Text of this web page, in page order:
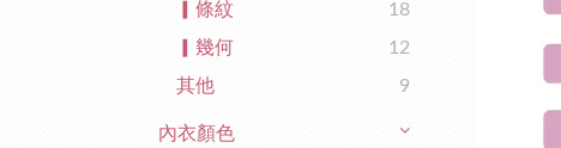
▎條紋
18
▎幾何
12
其他
9
內衣顏色